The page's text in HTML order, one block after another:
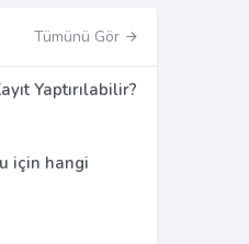
Tümünü Gör
Yaptırılabilir?
için hangi